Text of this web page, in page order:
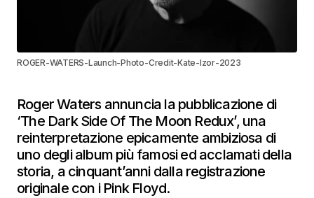
ROGER-WATERS-Launch-Photo-Credit-Kate-Izor-2023
Roger Waters annuncia la pubblicazione di
‘The Dark Side Of The Moon Redux’, una
reinterpretazione epicamente ambiziosa di
uno degli album più famosi ed acclamati della
storia, a cinquant’anni dalla registrazione
originale con i Pink Floyd.